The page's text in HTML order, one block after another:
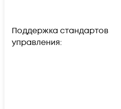
Поддержка стандартов
управления: